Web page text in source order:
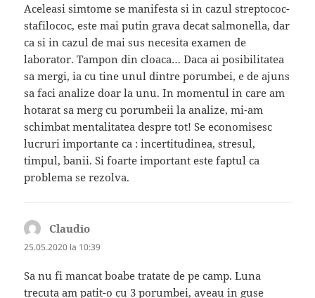
Aceleasi simtome se manifesta si in cazul streptococ-
stafilococ, este mai putin grava decat salmonella, dar
ca si in cazul de mai sus necesita examen de
laborator. Tampon din cloaca… Daca ai posibilitatea
sa mergi, ia cu tine unul dintre porumbei, e de ajuns
sa faci analize doar la unu. In momentul in care am
hotarat sa merg cu porumbeii la analize, mi-am
schimbat mentalitatea despre tot! Se economisesc
lucruri importante ca : incertitudinea, stresul,
timpul, banii. Si foarte important este faptul ca
problema se rezolva.
Claudio
25.05.2020 la 10:39
Sa nu fi mancat boabe tratate de pe camp. Luna
trecuta am patit-o cu 3 porumbei, aveau in guse